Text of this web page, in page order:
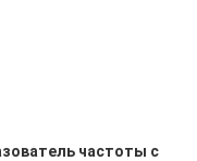
частоты с